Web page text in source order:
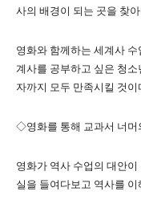
사의 배경이 되는 곳을 찾
영화와 함께하는 세계사
계사를 공부하고 싶은 청
자까지 모두 만족시킬 것이
◇영화를 통해 교과서 너머
영화가 역사 수업의 대안
실을 들여다보고 역사를